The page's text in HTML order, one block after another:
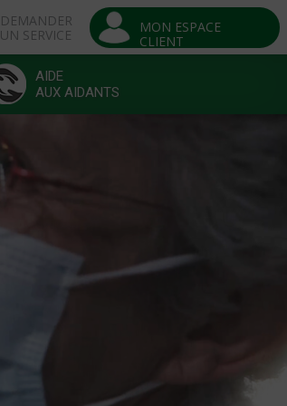
DEMANDER
UN SERVICE
MON ESPACE
CLIENT
AIDE
AUX AIDANTS